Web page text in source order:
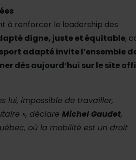
à renforcer le leadership des
digne, juste et équitable,
adapté invite l’ensemble
dès aujourd’hui sur le site
lui, impossible de travailler,
», déclare Michel Gaudet,
où la mobilité est un droit